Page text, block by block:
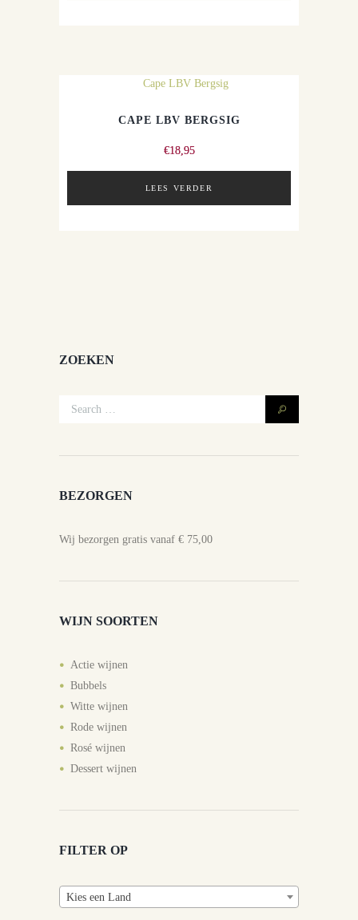
CAPE LBV BERGSIG
€18,95
LEES VERDER
ZOEKEN
BEZORGEN
Wij bezorgen gratis vanaf € 75,00
WIJN SOORTEN
Actie wijnen
Bubbels
Witte wijnen
Rode wijnen
Rosé wijnen
Dessert wijnen
FILTER OP
Kies een Land